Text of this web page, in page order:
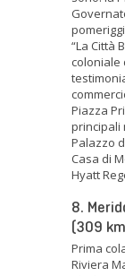
“La Città
coloniale
Piazza
principali
Palazzo
Casa di
Hyatt
8.
(309
Prima
Riviera